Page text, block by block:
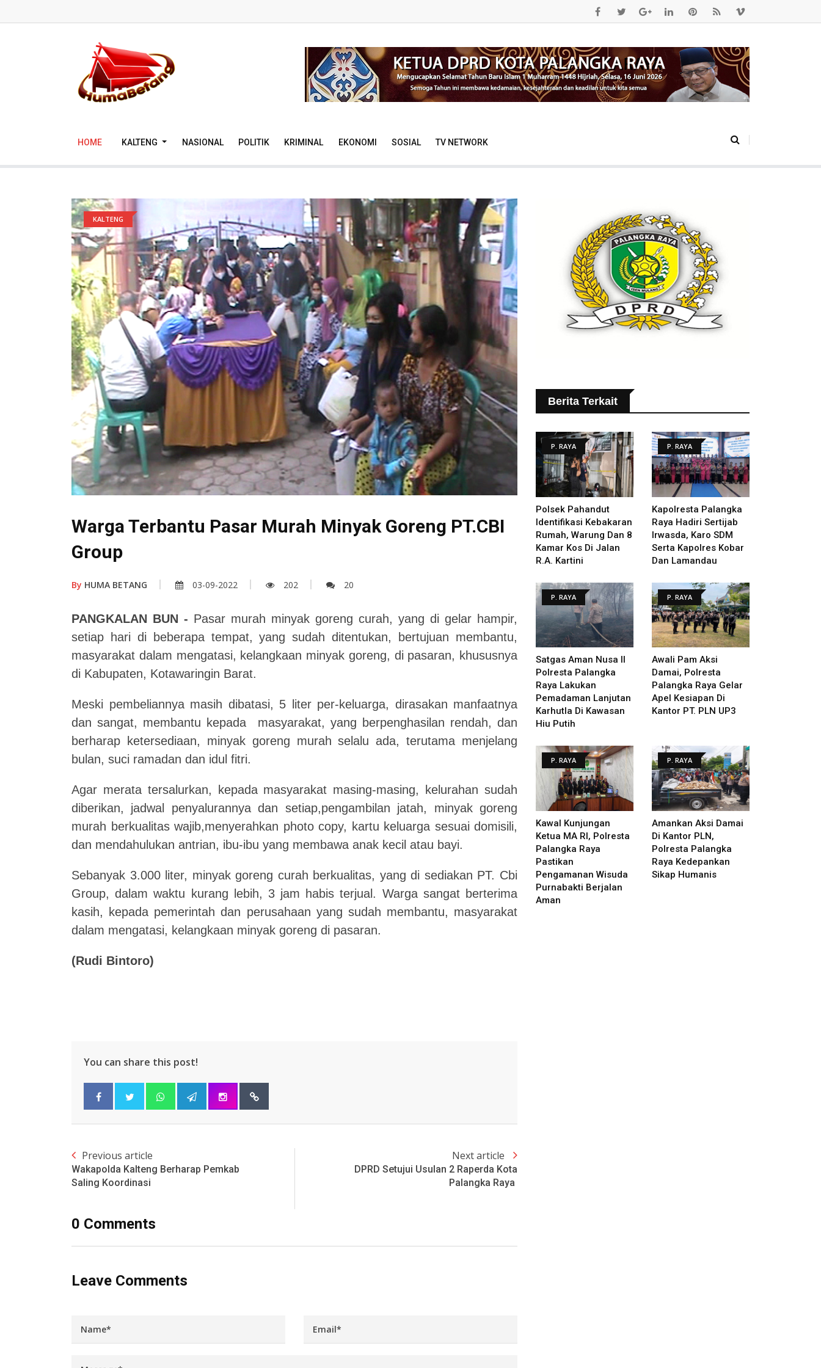
HOME KALTENG NASIONAL POLITIK KRIMINAL EKONOMI SOSIAL TV NETWORK
KALTENG
Warga Terbantu Pasar Murah Minyak Goreng PT.CBI
Group
By HUMA BETANG 03-09-2022 202 20
PANGKALAN BUN - Pasar murah minyak goreng curah, yang di gelar hampir,
setiap hari di beberapa tempat, yang sudah ditentukan, bertujuan membantu,
masyarakat dalam mengatasi, kelangkaan minyak goreng, di pasaran, khususnya
di Kabupaten, Kotawaringin Barat.
Meski pembeliannya masih dibatasi, 5 liter per-keluarga, dirasakan manfaatnya
dan sangat, membantu kepada masyarakat, yang berpenghasilan rendah, dan
berharap ketersediaan, minyak goreng murah selalu ada, terutama menjelang
bulan, suci ramadan dan idul fitri.
Agar merata tersalurkan, kepada masyarakat masing-masing, kelurahan sudah
diberikan, jadwal penyalurannya dan setiap,pengambilan jatah, minyak goreng
murah berkualitas wajib,menyerahkan photo copy, kartu keluarga sesuai domisili,
dan mendahulukan antrian, ibu-ibu yang membawa anak kecil atau bayi.
Sebanyak 3.000 liter, minyak goreng curah berkualitas, yang di sediakan PT. Cbi
Group, dalam waktu kurang lebih, 3 jam habis terjual. Warga sangat berterima
kasih, kepada pemerintah dan perusahaan yang sudah membantu, masyarakat
dalam mengatasi, kelangkaan minyak goreng di pasaran.
(Rudi Bintoro)
You can share this post!
Previous article
Wakapolda Kalteng Berharap Pemkab
Saling Koordinasi
Next article
DPRD Setujui Usulan 2 Raperda Kota
Palangka Raya
0 Comments
Leave Comments
Berita Terkait
P. RAYA
Polsek Pahandut
Identifikasi Kebakaran
Rumah, Warung Dan 8
Kamar Kos Di Jalan
R.A. Kartini
P. RAYA
Kapolresta Palangka
Raya Hadiri Sertijab
Irwasda, Karo SDM
Serta Kapolres Kobar
Dan Lamandau
P. RAYA
Satgas Aman Nusa II
Polresta Palangka
Raya Lakukan
Pemadaman Lanjutan
Karhutla Di Kawasan
Hiu Putih
P. RAYA
Awali Pam Aksi
Damai, Polresta
Palangka Raya Gelar
Apel Kesiapan Di
Kantor PT. PLN UP3
P. RAYA
Kawal Kunjungan
Ketua MA RI, Polresta
Palangka Raya
Pastikan
Pengamanan Wisuda
Purnabakti Berjalan
Aman
P. RAYA
Amankan Aksi Damai
Di Kantor PLN,
Polresta Palangka
Raya Kedepankan
Sikap Humanis